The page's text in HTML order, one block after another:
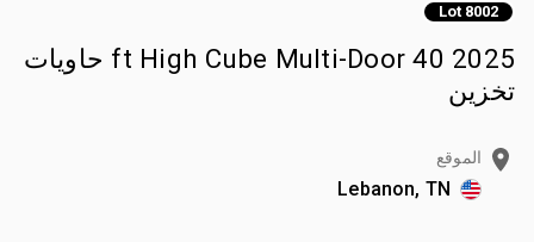
Lot 8002
2025 40 ft High Cube Multi-Door حاويات
تخزين
الموقع
Lebanon, TN